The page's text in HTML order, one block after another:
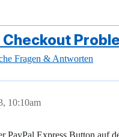
Fragen & Antworten
10:10am
PayPal Express Button auf